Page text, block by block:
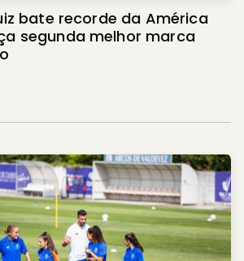
bate recorde da América
segunda melhor marca